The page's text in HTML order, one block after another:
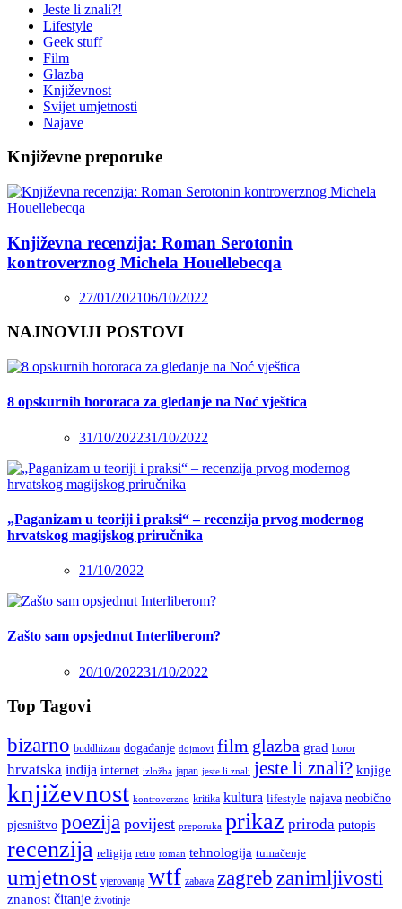
Jeste li znali?!
Lifestyle
Geek stuff
Film
Glazba
Književnost
Svijet umjetnosti
Najave
Književne preporuke
Književna recenzija: Roman Serotonin
kontroverznog Michela Houellebecqa
27/01/202106/10/2022
NAJNOVIJI POSTOVI
8 opskurnih hororaca za gledanje na Noć vještica
31/10/202231/10/2022
„Paganizam u teoriji i praksi“ – recenzija prvog modernog
hrvatskog magijskog priručnika
21/10/2022
Zašto sam opsjednut Interliberom?
20/10/202231/10/2022
Top Tagovi
bizarno buddhizam događanje dojmovi film glazba grad horor
hrvatska indija internet izložba japan jeste li znali jeste li znali? knjige
književnost kontroverzno kritika kultura lifestyle najava neobično
pjesništvo poezija povijest preporuka prikaz priroda putopis
recenzija religija retro roman tehnologija tumačenje
umjetnost vjerovanja wtf zabava zagreb zanimljivosti
znanost čitanje životinje